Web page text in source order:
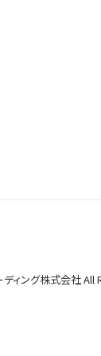
ディング株式会社